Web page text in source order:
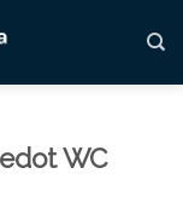
WC